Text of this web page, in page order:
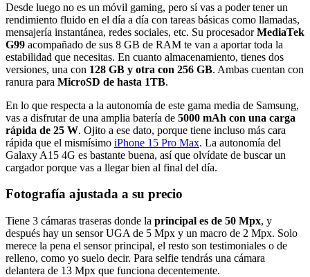
Desde luego no es un móvil gaming, pero sí vas a poder tener un
rendimiento fluido en el día a día con tareas básicas como llamadas,
mensajería instantánea, redes sociales, etc. Su procesadorMediaTek
G99 acompañado de sus 8 GB de RAM te van a aportar toda la
estabilidad que necesitas. En cuanto almacenamiento, tienes dos
versiones, una con 128 GB y otra con 256 GB. Ambas cuentan con
ranura para MicroSD de hasta 1TB.
En lo que respecta a la autonomía de este gama media de Samsung,
vas a disfrutar de una amplia batería de 5000 mAh con una carga
rápida de 25 W. Ojito a ese dato, porque tiene incluso más cara
rápida que el mismísimo iPhone 15 Pro Max. La autonomía del
Galaxy A15 4G es bastante buena, así que olvídate de buscar un
cargador porque vas a llegar bien al final del día.
Fotografía ajustada a su precio
Tiene 3 cámaras traseras donde la principal es de 50 Mpx, y
después hay un sensor UGA de 5 Mpx y un macro de 2 Mpx. Solo
merece la pena el sensor principal, el resto son testimoniales o de
relleno, como yo suelo decir. Para selfie tendrás una cámara
delantera de 13 Mpx que funciona decentemente.